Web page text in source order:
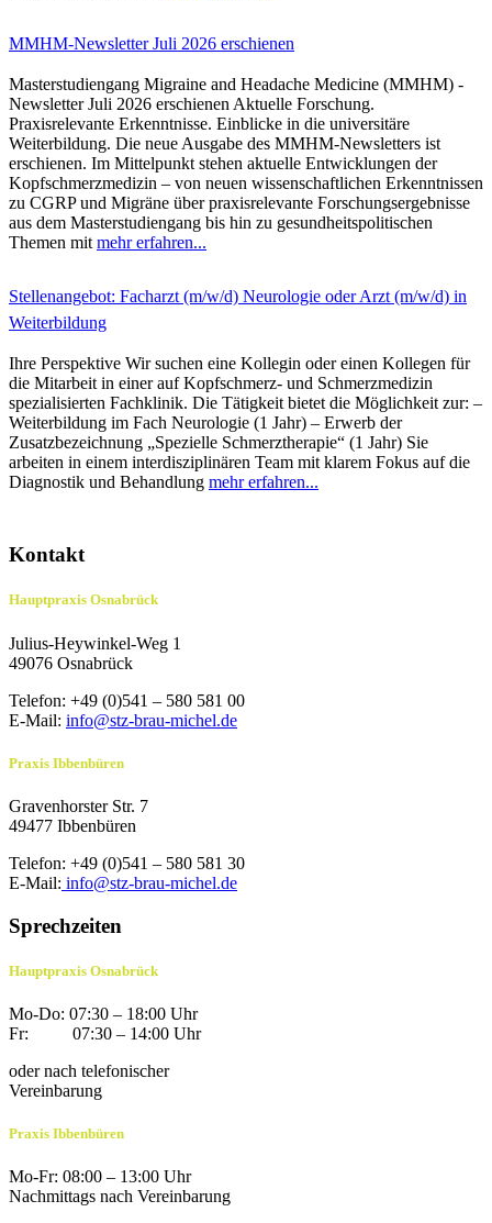
MMHM-Newsletter Juli 2026 erschienen
Masterstudiengang Migraine and Headache Medicine (MMHM) -
Newsletter Juli 2026 erschienen Aktuelle Forschung.
Praxisrelevante Erkenntnisse. Einblicke in die universitäre
Weiterbildung. Die neue Ausgabe des MMHM-Newsletters ist
erschienen. Im Mittelpunkt stehen aktuelle Entwicklungen der
Kopfschmerzmedizin – von neuen wissenschaftlichen Erkenntnissen
zu CGRP und Migräne über praxisrelevante Forschungsergebnisse
aus dem Masterstudiengang bis hin zu gesundheitspolitischen
Themen mit mehr erfahren...
Stellenangebot: Facharzt (m/w/d) Neurologie oder Arzt (m/w/d) in
Weiterbildung
Ihre Perspektive Wir suchen eine Kollegin oder einen Kollegen für
die Mitarbeit in einer auf Kopfschmerz- und Schmerzmedizin
spezialisierten Fachklinik. Die Tätigkeit bietet die Möglichkeit zur: –
Weiterbildung im Fach Neurologie (1 Jahr) – Erwerb der
Zusatzbezeichnung „Spezielle Schmerztherapie“ (1 Jahr) Sie
arbeiten in einem interdisziplinären Team mit klarem Fokus auf die
Diagnostik und Behandlung mehr erfahren...
Kontakt
Hauptpraxis Osnabrück
Julius-Heywinkel-Weg 1
49076 Osnabrück
Telefon: +49 (0)541 – 580 581 00
E-Mail: info@stz-brau-michel.de
Praxis Ibbenbüren
Gravenhorster Str. 7
49477 Ibbenbüren
Telefon: +49 (0)541 – 580 581 30
E-Mail: info@stz-brau-michel.de
Sprechzeiten
Hauptpraxis Osnabrück
Mo-Do: 07:30 – 18:00 Uhr
Fr: 07:30 – 14:00 Uhr
oder nach telefonischer
Vereinbarung
Praxis Ibbenbüren
Mo-Fr: 08:00 – 13:00 Uhr
Nachmittags nach Vereinbarung